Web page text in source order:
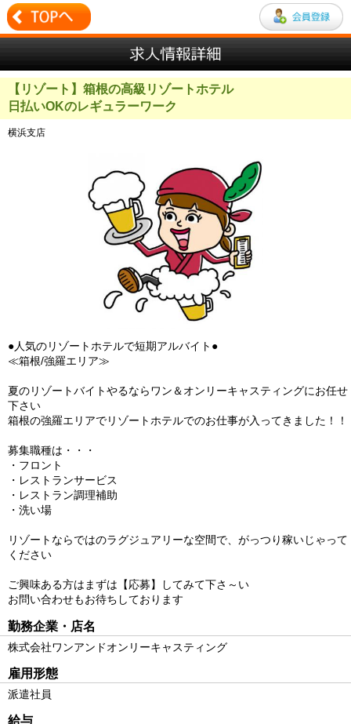
【リゾート】箱根の高級リゾートホテル
日払いOKのレギュラーワーク
横浜支店
●人気のリゾートホテルで短期アルバイト●
≪箱根/強羅エリア≫
夏のリゾートバイトやるならワン＆オンリーキャスティングにお任せ
下さい
箱根の強羅エリアでリゾートホテルでのお仕事が入ってきました！！
募集職種は・・・
・フロント
・レストランサービス
・レストラン調理補助
・洗い場
リゾートならではのラグジュアリーな空間で、がっつり稼いじゃって
ください
ご興味ある方はまずは【応募】してみて下さ～い
お問い合わせもお待ちしております
勤務企業・店名
株式会社ワンアンドオンリーキャスティング
雇用形態
派遣社員
給与